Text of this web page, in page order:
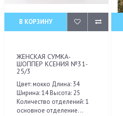
В КОРЗИНУ
ЖЕНСКАЯ СУМКА-
ШОППЕР КСЕНИЯ №31-
25/3
Цвет: мокко Длина: 34
Ширина: 14 Высота: 25
Количество отделений: 1
основное отделение. ..